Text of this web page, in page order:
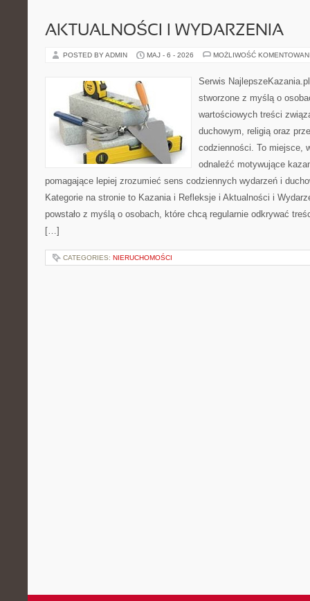
AKTUALNOŚCI I WYDARZENIA
POSTED BY ADMIN MAJ - 6 - 2026 MOŻLIWOŚĆ
Serwis
stworzone z myślą o
wartościowych treści
duchowym, religią oraz
codzienności. To miejsce,
odnaleźć motywujące
pomagające lepiej zrozumieć sens codziennych wydarzeń i
Kategorie na stronie to Kazania i Refleksje i Aktualności i
powstało z myślą o osobach, które chcą regularnie odkrywać
[…]
CATEGORIES: NIERUCHOMOŚCI